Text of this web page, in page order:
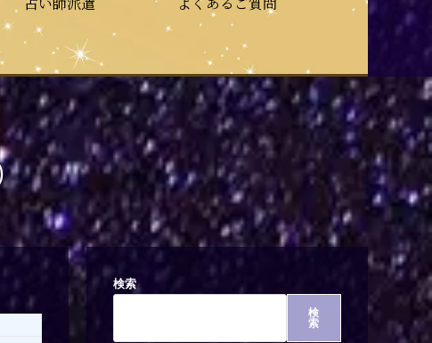
検索
検
索